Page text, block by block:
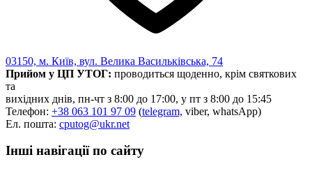
Вивчаємо жестову мову
Ресурс для вивчення жестових мов різних країн
ЦУЖМ
Проєкт "Жестова мова для поліцейських"
Про шахрайські схеми
ВІКТОРИНА
На допомогу військовим
Медична термінологія жестовою мовою
03150, м. Київ, вул. Велика Васильківська, 74
Прийом у ЦП УТОГ: проводиться щоденно, крім святкових
та
вихідних днів, пн-чт з 8:00 до 17:00, у пт з 8:00 до 15:45
Телефон: +38 063 101 97 09 (telegram, viber, whatsApp)
Ел. пошта: cputog@ukr.net
Інші навігації по сайту